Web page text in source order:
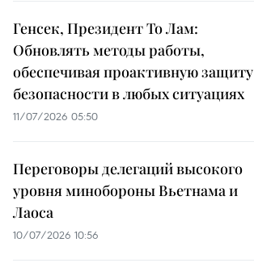
Генсек, Президент То Лам:
Обновлять методы работы,
обеспечивая проактивную защиту
безопасности в любых ситуациях
11/07/2026 05:50
Переговоры делегаций высокого
уровня минобороны Вьетнама и
Лаоса
10/07/2026 10:56